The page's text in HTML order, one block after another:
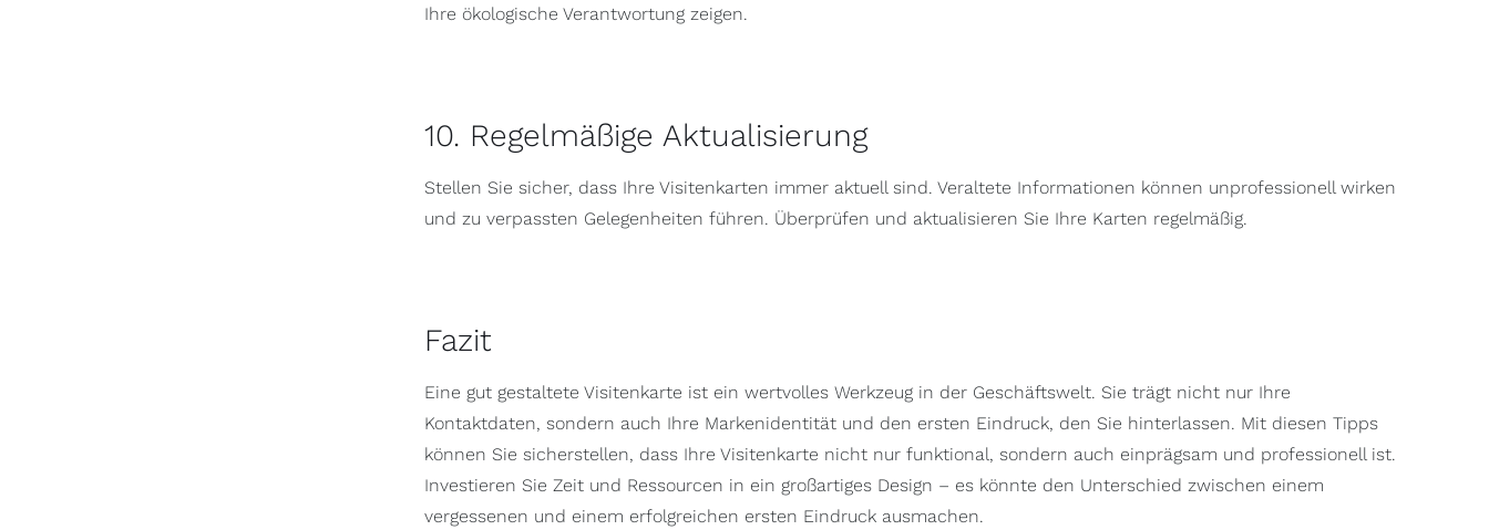
Ihre ökologische Verantwortung zeigen.
10. Regelmäßige Aktualisierung
Stellen Sie sicher, dass Ihre Visitenkarten immer aktuell sind. Veraltete Informationen können unprofessionell wirken
und zu verpassten Gelegenheiten führen. Überprüfen und aktualisieren Sie Ihre Karten regelmäßig.
Fazit
Eine gut gestaltete Visitenkarte ist ein wertvolles Werkzeug in der Geschäftswelt. Sie trägt nicht nur Ihre
Kontaktdaten, sondern auch Ihre Markenidentität und den ersten Eindruck, den Sie hinterlassen. Mit diesen Tipps
können Sie sicherstellen, dass Ihre Visitenkarte nicht nur funktional, sondern auch einprägsam und professionell ist.
Investieren Sie Zeit und Ressourcen in ein großartiges Design – es könnte den Unterschied zwischen einem
vergessenen und einem erfolgreichen ersten Eindruck ausmachen.